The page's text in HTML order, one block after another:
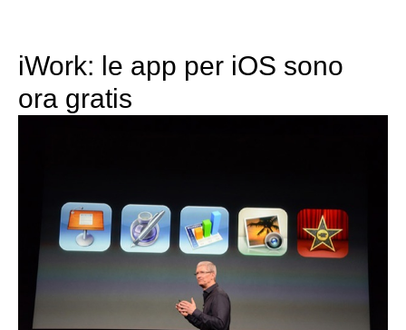
iWork: le app per iOS sono
ora gratis